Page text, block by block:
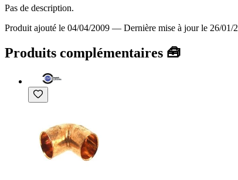
Pas de description.
Produit ajouté le 04/04/2009 — Dernière mise à jour le 26/01/
Produits complémentaires 🧰